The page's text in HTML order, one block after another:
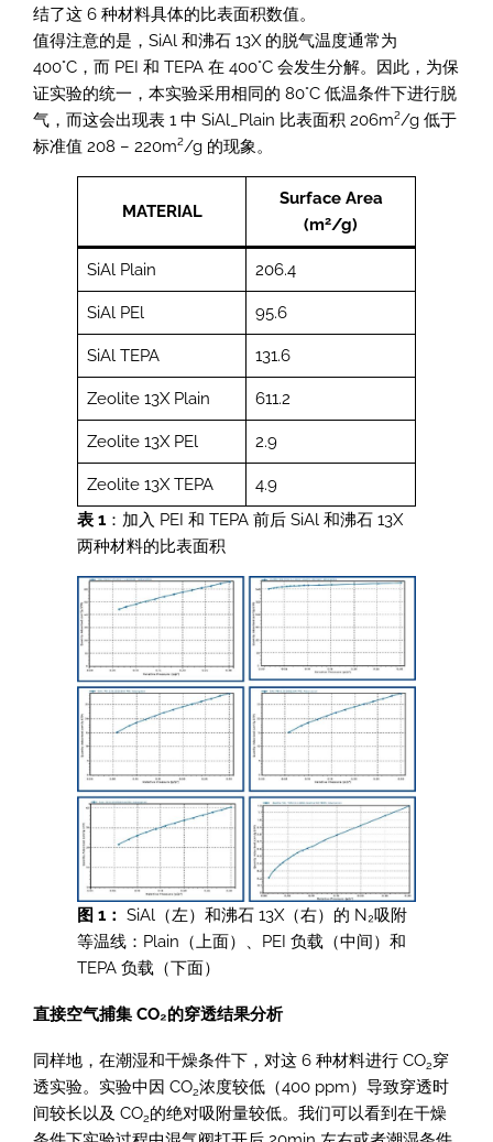
结了这 6 种材料具体的比表面积数值。
值得注意的是，SiAl 和沸石 13X 的脱气温度通常为
400°C，而 PEI 和 TEPA 在 400°C 会发生分解。因此，为保
证实验的统一，本实验采用相同的 80°C 低温条件下进行脱
气，而这会出现表 1 中 SiAl_Plain 比表面积 206m²/g 低于
标准值 208 – 220m²/g 的现象。
MATERIAL
Surface Area
(m2/g)
SiAl Plain 206.4
SiAl PEl 95.6
SiAl TEPA 131.6
Zeolite 13X Plain 611.2
Zeolite 13X PEl 2.9
Zeolite 13X TEPA
4.9
表 1 ：加入 PEI 和 TEPA 前后 SiAl 和沸石 13X
两种材料的比表面积
图 1： SiAl（左）和沸石 13X（右）的 N₂吸附
等温线：Plain（上面）、PEI 负载（中间）和
TEPA 负载（下面）
直接空气捕集 CO₂的穿透结果分析
同样地，在潮湿和干燥条件下，对这 6 种材料进行 CO2穿
透实验。实验中因 CO2浓度较低（400 ppm）导致穿透时
间较长以及 CO2的绝对吸附量较低。我们可以看到在干燥